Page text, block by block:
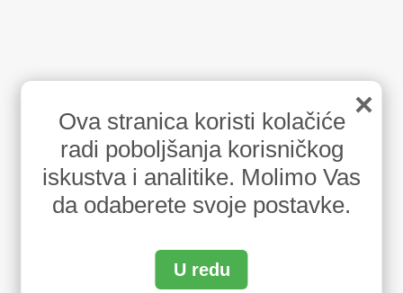
×
Ova stranica koristi kolačiće
radi poboljšanja korisničkog
iskustva i analitike. Molimo Vas
da odaberete svoje postavke.
U redu